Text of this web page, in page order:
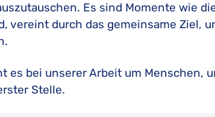
Es sind Momente wie
vereint durch das gemeinsame Ziel,
es bei unserer Arbeit um Menschen,
Stelle.